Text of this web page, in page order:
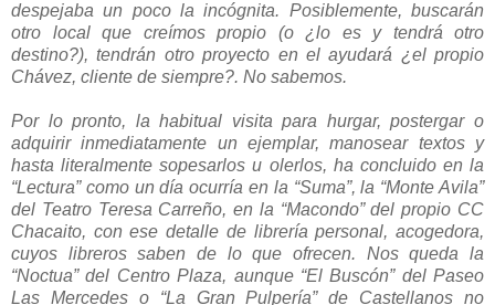
despejaba un poco la incógnita. Posiblemente, buscarán
otro local que creímos propio (o ¿lo es y tendrá otro
destino?), tendrán otro proyecto en el ayudará ¿el propio
Chávez, cliente de siempre?. No sabemos.
Por lo pronto, la habitual visita para hurgar, postergar o
adquirir inmediatamente un ejemplar, manosear textos y
hasta literalmente sopesarlos u olerlos, ha concluido en la
“Lectura” como un día ocurría en la “Suma”, la “Monte Avila”
del Teatro Teresa Carreño, en la “Macondo” del propio CC
Chacaito, con ese detalle de librería personal, acogedora,
cuyos libreros saben de lo que ofrecen. Nos queda la
“Noctua” del Centro Plaza, aunque “El Buscón” del Paseo
Las Mercedes o “La Gran Pulpería” de Castellanos no